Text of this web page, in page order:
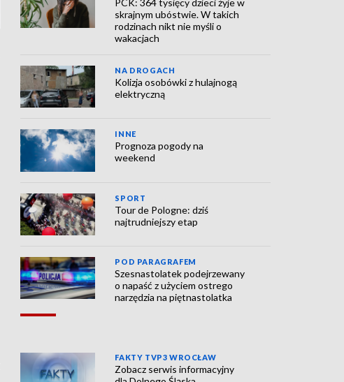
skrajnym ubóstwie. W takich
rodzinach nikt nie myśli o
wakacjach
NA DROGACH
Kolizja osobówki z hulajnogą
elektryczną
INNE
Prognoza pogody na
weekend
SPORT
Tour de Pologne: dziś
najtrudniejszy etap
POD PARAGRAFEM
Szesnastolatek podejrzewany
o napaść z użyciem ostrego
narzędzia na piętnastolatka
FAKTY TVP3 WROCŁAW
Zobacz serwis informacyjny